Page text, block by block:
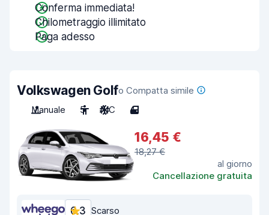
Conferma immediata!
Chilometraggio illimitato
Paga adesso
Volkswagen Golfo Compatta simile
Manuale
5 A/C 4
16,45 €
18,27 €
al giorno
Cancellazione gratuita
6,3 Scarso